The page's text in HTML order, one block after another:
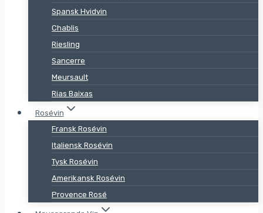
Spansk Hvidvin
Chablis
Riesling
Sancerre
Meursault
Rias Baixas
Rosévin
Fransk Rosévin
Italiensk Rosévin
Tysk Rosévin
Amerikansk Rosévin
Provence Rosé